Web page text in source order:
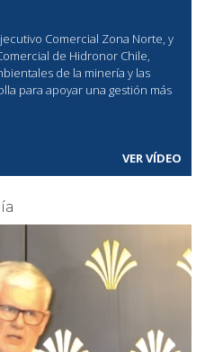
Comercial Zona Norte, y
de Hidronor Chile,
de la minería y las
para apoyar una gestión más
VER VÍDEO